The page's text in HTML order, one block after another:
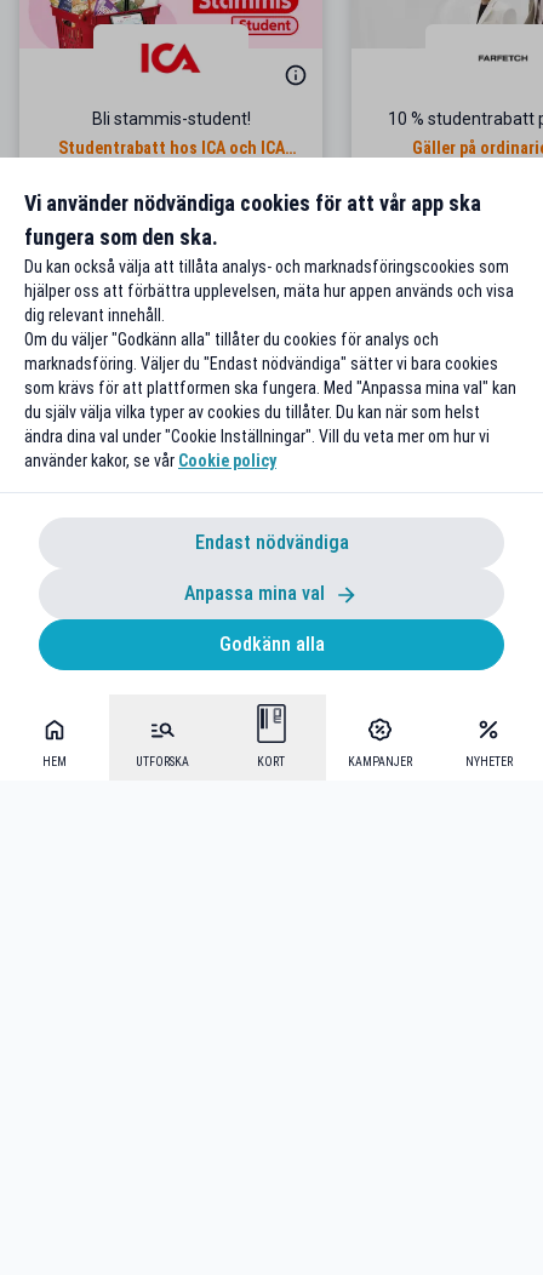
HEM UTFORSKA KORT KAMPANJER NYHETER
Bli stammis-student!
Studentrabatt hos ICA och ICA
Till rabatten
10 % studentrabatt
Gäller på
Vi använder nödvändiga cookies för att vår app ska
fungera som den ska.
Du kan också välja att tillåta analys- och marknadsföringscookies som
hjälper oss att förbättra upplevelsen, mäta hur appen används och visa
dig relevant innehåll.
Om du väljer "Godkänn alla" tillåter du cookies för analys och
marknadsföring. Väljer du "Endast nödvändiga" sätter vi bara cookies
som krävs för att plattformen ska fungera. Med "Anpassa mina val" kan
du själv välja vilka typer av cookies du tillåter. Du kan när som helst
ändra dina val under "Cookie Inställningar". Vill du veta mer om hur vi
använder kakor, se vår Cookie policy
Endast nödvändiga
Anpassa mina val
Godkänn alla